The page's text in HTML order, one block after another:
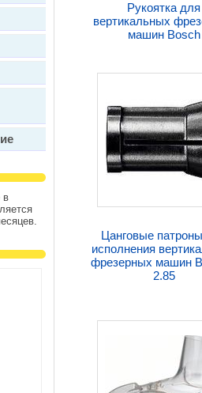
в
Рукоятка для
вертикальных
машин Bosch
Цанговые
исполнения
фрезерных машин
2.85